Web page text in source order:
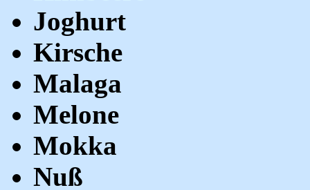
Joghurt
Kirsche
Malaga
Melone
Mokka
Nuß